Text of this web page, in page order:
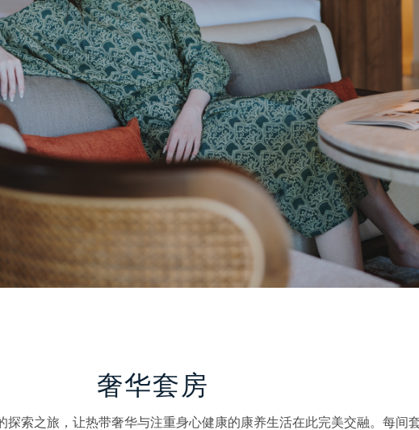
奢华套房
探索之旅，让热带奢华与注重身心健康的康养生活在此完美交融。每间